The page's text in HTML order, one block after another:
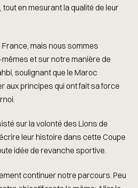
en mesurant la qualité de leur
mais nous sommes
et sur notre manière de
soulignant que le Maroc
aux principes qui ont fait sa force
sur la volonté des Lions de
leur histoire dans cette Coupe
idée de revanche sportive.
continuer notre parcours. Peu